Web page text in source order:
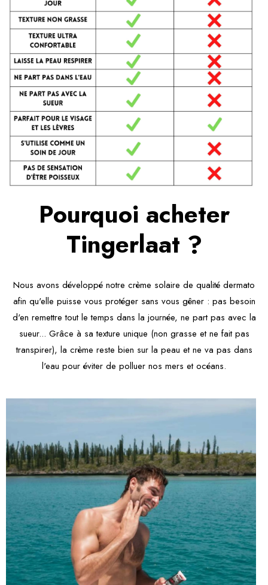
Pourquoi acheter
Tingerlaat ?
Nous avons développé notre crème solaire de qualité dermato
afin qu'elle puisse vous protéger sans vous gêner : pas besoin
d'en remettre tout le temps dans la journée, ne part pas avec la
sueur... Grâce à sa texture unique (non grasse et ne fait pas
transpirer), la crème reste bien sur la peau et ne va pas dans
l'eau pour éviter de polluer nos mers et océans.